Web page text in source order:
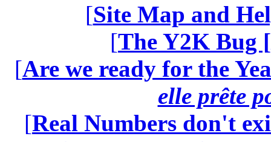
[Site Map and
[The Y2K Bug [
[Are we ready for the
elle prête
[Real Numbers don't